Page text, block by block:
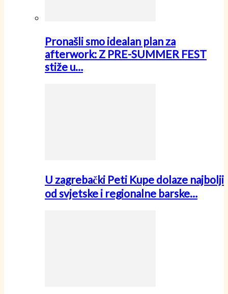
Pronašli smo idealan plan za
afterwork: Z PRE-SUMMER FEST
stiže u…
U zagrebački Peti Kupe dolaze najbolji
od svjetske i regionalne barske…